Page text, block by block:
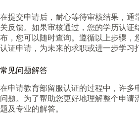
在提交申请后，耐心等待审核结果，通
关反馈。如果审核通过，您的学历认证
布，您可以随时查询。遵循以上步骤，
认证申请，为未来的求职或进一步学习
常见问题解答
在申请教育部留服认证的过程中，许多
问题。为了帮助您更好地理解整个申请
题及专业的解答。